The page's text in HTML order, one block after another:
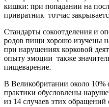
кишки: при попадании на
привратник тотчас
Стандарты сокоотделения и
родов пищи хорошо изучены
при нарушениях корковой
опыту эмоции также
пищеварение.
В Великобритании около
практики обусловлены
из 14 случаев этих обращений